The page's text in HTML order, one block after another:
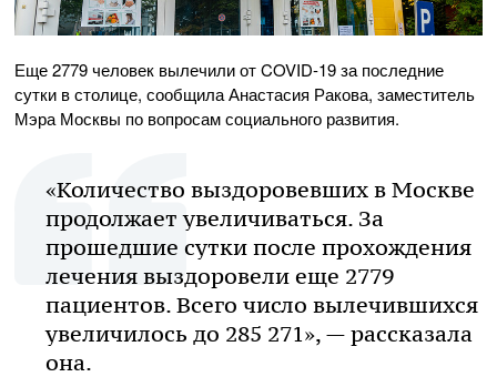
Еще 2779 человек вылечили от COVID-19 за последние
сутки в столице, сообщила Анастасия Ракова, заместитель
Мэра Москвы по вопросам социального развития.
«Количество выздоровевших в Москве
продолжает увеличиваться. За
прошедшие сутки после прохождения
лечения выздоровели еще 2779
пациентов. Всего число вылечившихся
увеличилось до 285 271», — рассказала
она.